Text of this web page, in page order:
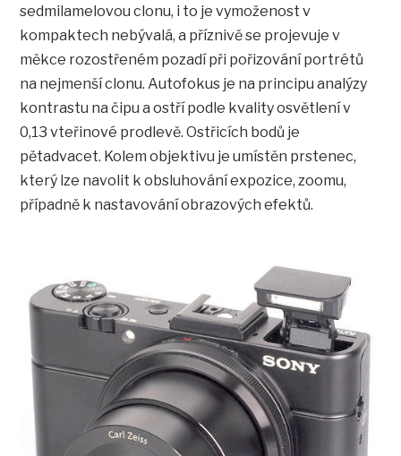
sedmilamelovou clonu, i to je vymoženost v
kompaktech nebývalá, a příznivě se projevuje v
měkce rozostřeném pozadí při pořizování portrétů
na nejmenší clonu. Autofokus je na principu analýzy
kontrastu na čipu a ostří podle kvality osvětlení v
0,13 vteřinové prodlevě. Ostřicích bodů je
pětadvacet. Kolem objektivu je umístěn prstenec,
který lze navolit k obsluhování expozice, zoomu,
případně k nastavování obrazových efektů.